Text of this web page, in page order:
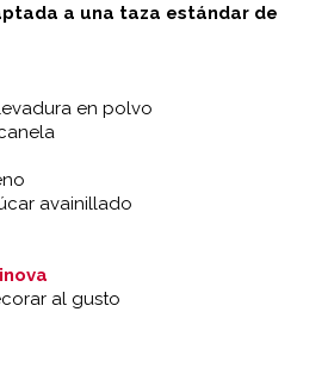
a una taza estándar de
en polvo
avainillado
al gusto